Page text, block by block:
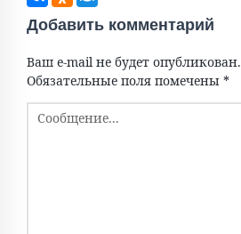
Добавить комментарий
Ваш e-mail не будет опубликован.
Обязательные поля помечены *